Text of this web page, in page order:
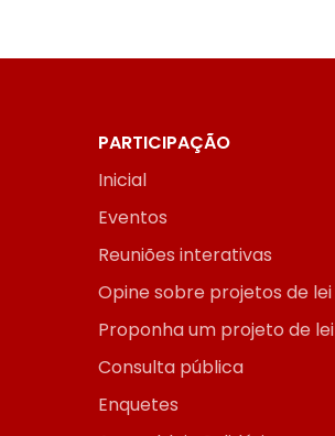
PARTICIPAÇÃO
Inicial
Eventos
Reuniões interativas
Opine sobre projetos de lei
Proponha um projeto de lei
Consulta pública
Enquetes